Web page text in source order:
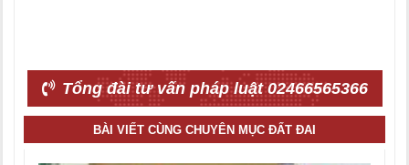
Tổng đài tư vấn pháp luật 02466565366
BÀI VIẾT CÙNG CHUYÊN MỤC ĐẤT ĐAI